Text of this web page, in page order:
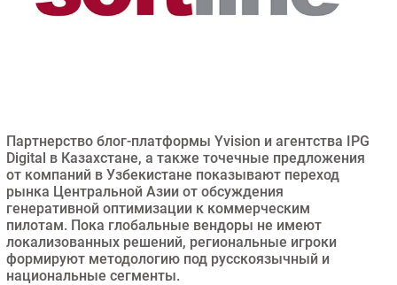
Регулирование
CIO/Управление ИТ
Гаджеты
Здоровье
РАЗДЕЛЫ
Новости
Партнерство блог-платформы Yvision и агентства IPG
Digital в Казахстане, а также точечные предложения
от компаний в Узбекистане показывают переход
рынка Центральной Азии от обсуждения
генеративной оптимизации к коммерческим
пилотам. Пока глобальные вендоры не имеют
локализованных решений, региональные игроки
формируют методологию под русскоязычный и
национальные сегменты.